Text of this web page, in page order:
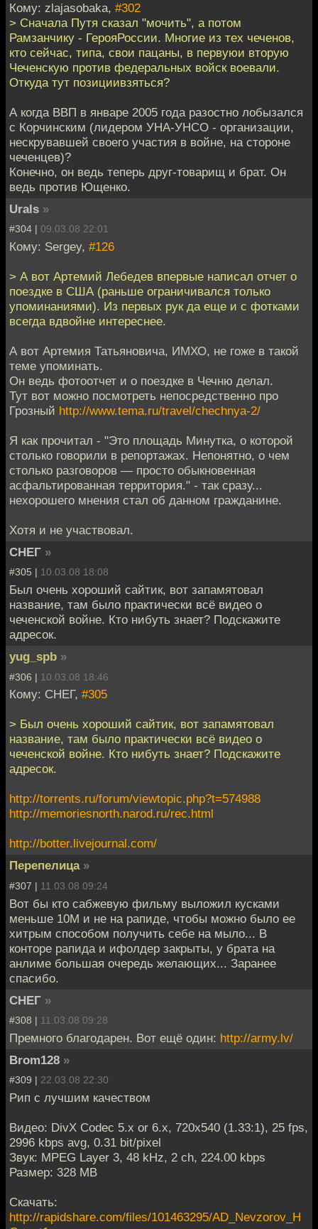
Кому: zlajasobaka, #302
> Сначала Путя сказал "мочить", а потом
Рамзанчику - ГерояРоссии. Многие из тех чеченов,
кто сейчас, типа, свои пацаны, в первуюи вторую
Чеченскую против федеральных войск воевали.
Откуда тут позициивзяться?
А когда ВВП в январе 2005 года разостно лобызался
с Корчинским (лидером УНА-УНСО - организации,
нескрувавшей своего участия в войне, на стороне
чеченцев)?
Конечно, он ведь теперь друг-товарищ и брат. Он
ведь против Ющенко.
Urals »
#304 | 09.03.08 22:01
Кому: Sergey, #126
> А вот Артемий Лебедев впервые написал отчет о
поездке в США (раньше ограничивался только
упоминаниями). Из первых рук да еще и с фотками
всегда вдвойне интереснее.
А вот Артемия Татьяновича, ИМХО, не гоже в такой
теме упоминать.
Он ведь фотоотчет и о поездке в Чечню делал.
Тут вот можно посмотреть непосредственно про
Грозный http://www.tema.ru/travel/chechnya-2/
Я как прочитал - "Это площадь Минутка, о которой
столько говорили в репортажах. Непонятно, о чем
столько разговоров — просто обыкновенная
асфальтированная территория." - так сразу...
нехорошего мнения стал об данном гражданине.
Хотя и не участвовал.
СНЕГ »
#305 | 10.03.08 18:08
Был очень хороший сайтик, вот запамятовал
название, там было практически всё видео о
чеченской войне. Кто нибуть знает? Подскажите
адресок.
yug_spb »
#306 | 10.03.08 18:46
Кому: СНЕГ, #305
> Был очень хороший сайтик, вот запамятовал
название, там было практически всё видео о
чеченской войне. Кто нибуть знает? Подскажите
адресок.
http://torrents.ru/forum/viewtopic.php?t=574988
http://memoriesnorth.narod.ru/rec.html
http://botter.livejournal.com/
Перепелица »
#307 | 11.03.08 09:24
Вот бы кто сабжевую фильму выложил кусками
меньше 10М и не на рапиде, чтобы можно было ее
хитрым способом получить себе на мыло... В
конторе рапида и ифолдер закрыты, у брата на
анлиме большая очередь желающих... Заранее
спасибо.
СНЕГ »
#308 | 11.03.08 09:28
Премного благодарен. Вот ещё один: http://army.lv/
Brom128 »
#309 | 22.03.08 22:30
Рип с лучшим качеством
Видео: DivX Codec 5.x or 6.x, 720x540 (1.33:1), 25 fps,
2996 kbps avg, 0.31 bit/pixel
Звук: MPEG Layer 3, 48 kHz, 2 ch, 224.00 kbps
Размер: 328 MB
Скачать:
http://rapidshare.com/files/101463295/AD_Nevzorov_H